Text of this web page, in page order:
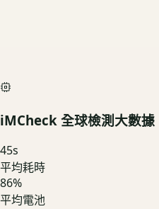
iMCheck 全球檢測大數據
45s
平均耗時
86%
平均電池